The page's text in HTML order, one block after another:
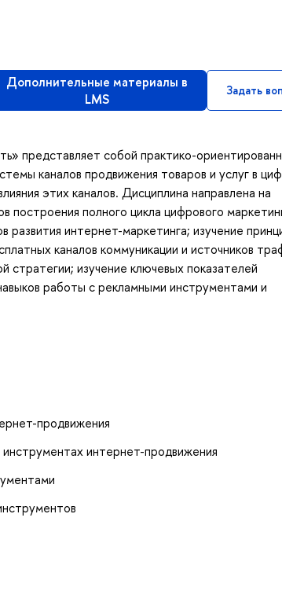
Дополнительные материалы в
LMS
Задать
представляет собой практико-
каналов продвижения товаров и услуг в
этих каналов. Дисциплина направлена на
построения полного цикла цифрового
интернет-маркетинга; изучение
каналов коммуникации и источников
стратегии; изучение ключевых показателей
работы с рекламными инструментами и
продвижения
интернет-продвижения